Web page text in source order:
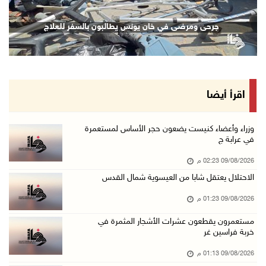
تحذيرات من الفيضانات مع اتجاه الإعصار "دولفين ...
09/آب/2026 01:40 م
الاحتلال يعتقل شابا من العيسوية شمال القدس
مستعمرون يقطعون عشرات الأشجار المثمرة في خربة ...
إجلاء طبي عبر معبر رفح شمل 78 شخصا
09/آب/2026 01:06 م
مستعمرون يقتحمون المسجد الأقصى
مصر تنعى القائد الوطني دياب اللوح
09/آب/2026 12:27 م
جرحى ومرضى في خان يونس يطالبون بالسفر للعلاج
اقرأ أيضا
وزراء وأعضاء كنيست يضعون حجر الأساس لمستعمرة
في عرابة ج
09/08/2026 02:23 م
الاحتلال يعتقل شابا من العيسوية شمال القدس
09/08/2026 01:23 م
مستعمرون يقطعون عشرات الأشجار المثمرة في
خربة فراسين غر
09/08/2026 01:13 م